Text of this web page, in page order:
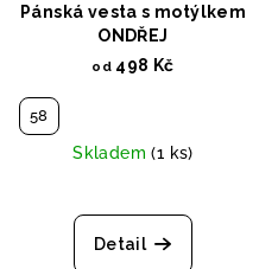
Pánská vesta s motýlkem
ONDŘEJ
od 498 Kč
58
Skladem(1 ks)
Detail